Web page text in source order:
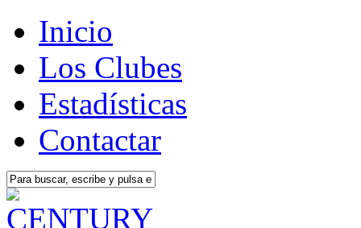
Inicio
Los Clubes
Estadísticas
Contactar